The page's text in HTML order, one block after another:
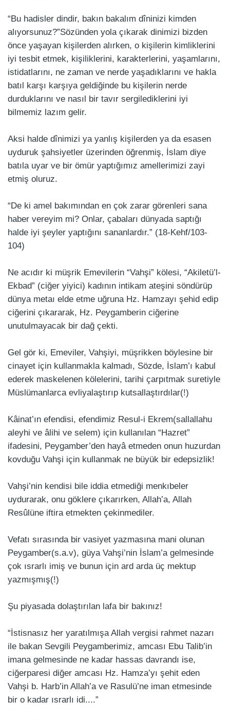
“Bu hadisler dindir, bakın bakalım dîninizi kimden
alıyorsunuz?”Sözünden yola çıkarak dinimizi bizden
önce yaşayan kişilerden alırken, o kişilerin kimliklerini
iyi tesbit etmek, kişiliklerini, karakterlerini, yaşamlarını,
istidatlarını, ne zaman ve nerde yaşadıklarını ve hakla
batıl karşı karşıya geldiğinde bu kişilerin nerde
durduklarını ve nasıl bir tavır sergilediklerini iyi
bilmemiz lazım gelir.
Aksi halde dînimizi ya yanlış kişilerden ya da esasen
uyduruk şahsiyetler üzerinden öğrenmiş, İslam diye
batıla uyar ve bir ömür yaptığımız amellerimizi zayi
etmiş oluruz.
“De ki amel bakımından en çok zarar görenleri sana
haber vereyim mi? Onlar, çabaları dünyada saptığı
halde iyi şeyler yaptığını sananlardır.” (18-Kehf/103-
104)
Ne acıdır ki müşrik Emevilerin “Vahşi” kölesi, “Akiletü’l-
Ekbad” (ciğer yiyici) kadının intikam ateşini söndürüp
dünya metaı elde etme uğruna Hz. Hamzayı şehid edip
ciğerini çıkararak, Hz. Peygamberin ciğerine
unutulmayacak bir dağ çekti.
Gel gör ki, Emeviler, Vahşiyi, müşrikken böylesine bir
cinayet için kullanmakla kalmadı, Sözde, İslam’ı kabul
ederek maskelenen kölelerini, tarihi çarpıtmak suretiyle
Müslümanlarca evliyalaştırıp kutsallaştırdılar(!)
Kâinat’ın efendisi, efendimiz Resul-i Ekrem(sallallahu
aleyhi ve âlihi ve selem) için kullanılan “Hazret”
ifadesini, Peygamber’den hayâ etmeden onun huzurdan
kovduğu Vahşi için kullanmak ne büyük bir edepsizlik!
Vahşi’nin kendisi bile iddia etmediği menkıbeler
uydurarak, onu göklere çıkarırken, Allah’a, Allah
Resûlüne iftira etmekten çekinmediler.
Vefatı sırasında bir vasiyet yazmasına mani olunan
Peygamber(s.a.v), güya Vahşi’nin İslam’a gelmesinde
çok ısrarlı imiş ve bunun için ard arda üç mektup
yazmışmış(!)
Şu piyasada dolaştırılan lafa bir bakınız!
“İstisnasız her yaratılmışa Allah vergisi rahmet nazarı
ile bakan Sevgili Peygamberimiz, amcası Ebu Talib’in
imana gelmesinde ne kadar hassas davrandı ise,
ciğerparesi diğer amcası Hz. Hamza’yı şehit eden
Vahşi b. Harb’in Allah’a ve Rasulü’ne iman etmesinde
bir o kadar ısrarlı idi....”